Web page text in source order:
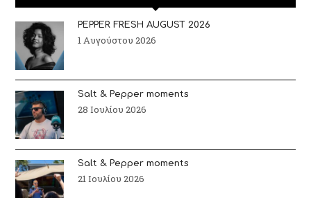
PEPPER FRESH AUGUST 2026
1 Αυγούστου 2026
Salt & Pepper moments
28 Ιουλίου 2026
Salt & Pepper moments
21 Ιουλίου 2026